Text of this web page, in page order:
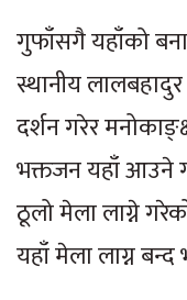
गुफाँसगै यहाँको
स्थानीय
दर्शन गरेर
भक्तजन यहाँ आउने
ठूलो मेला लाग्ने
यहाँ मेला लाग्न